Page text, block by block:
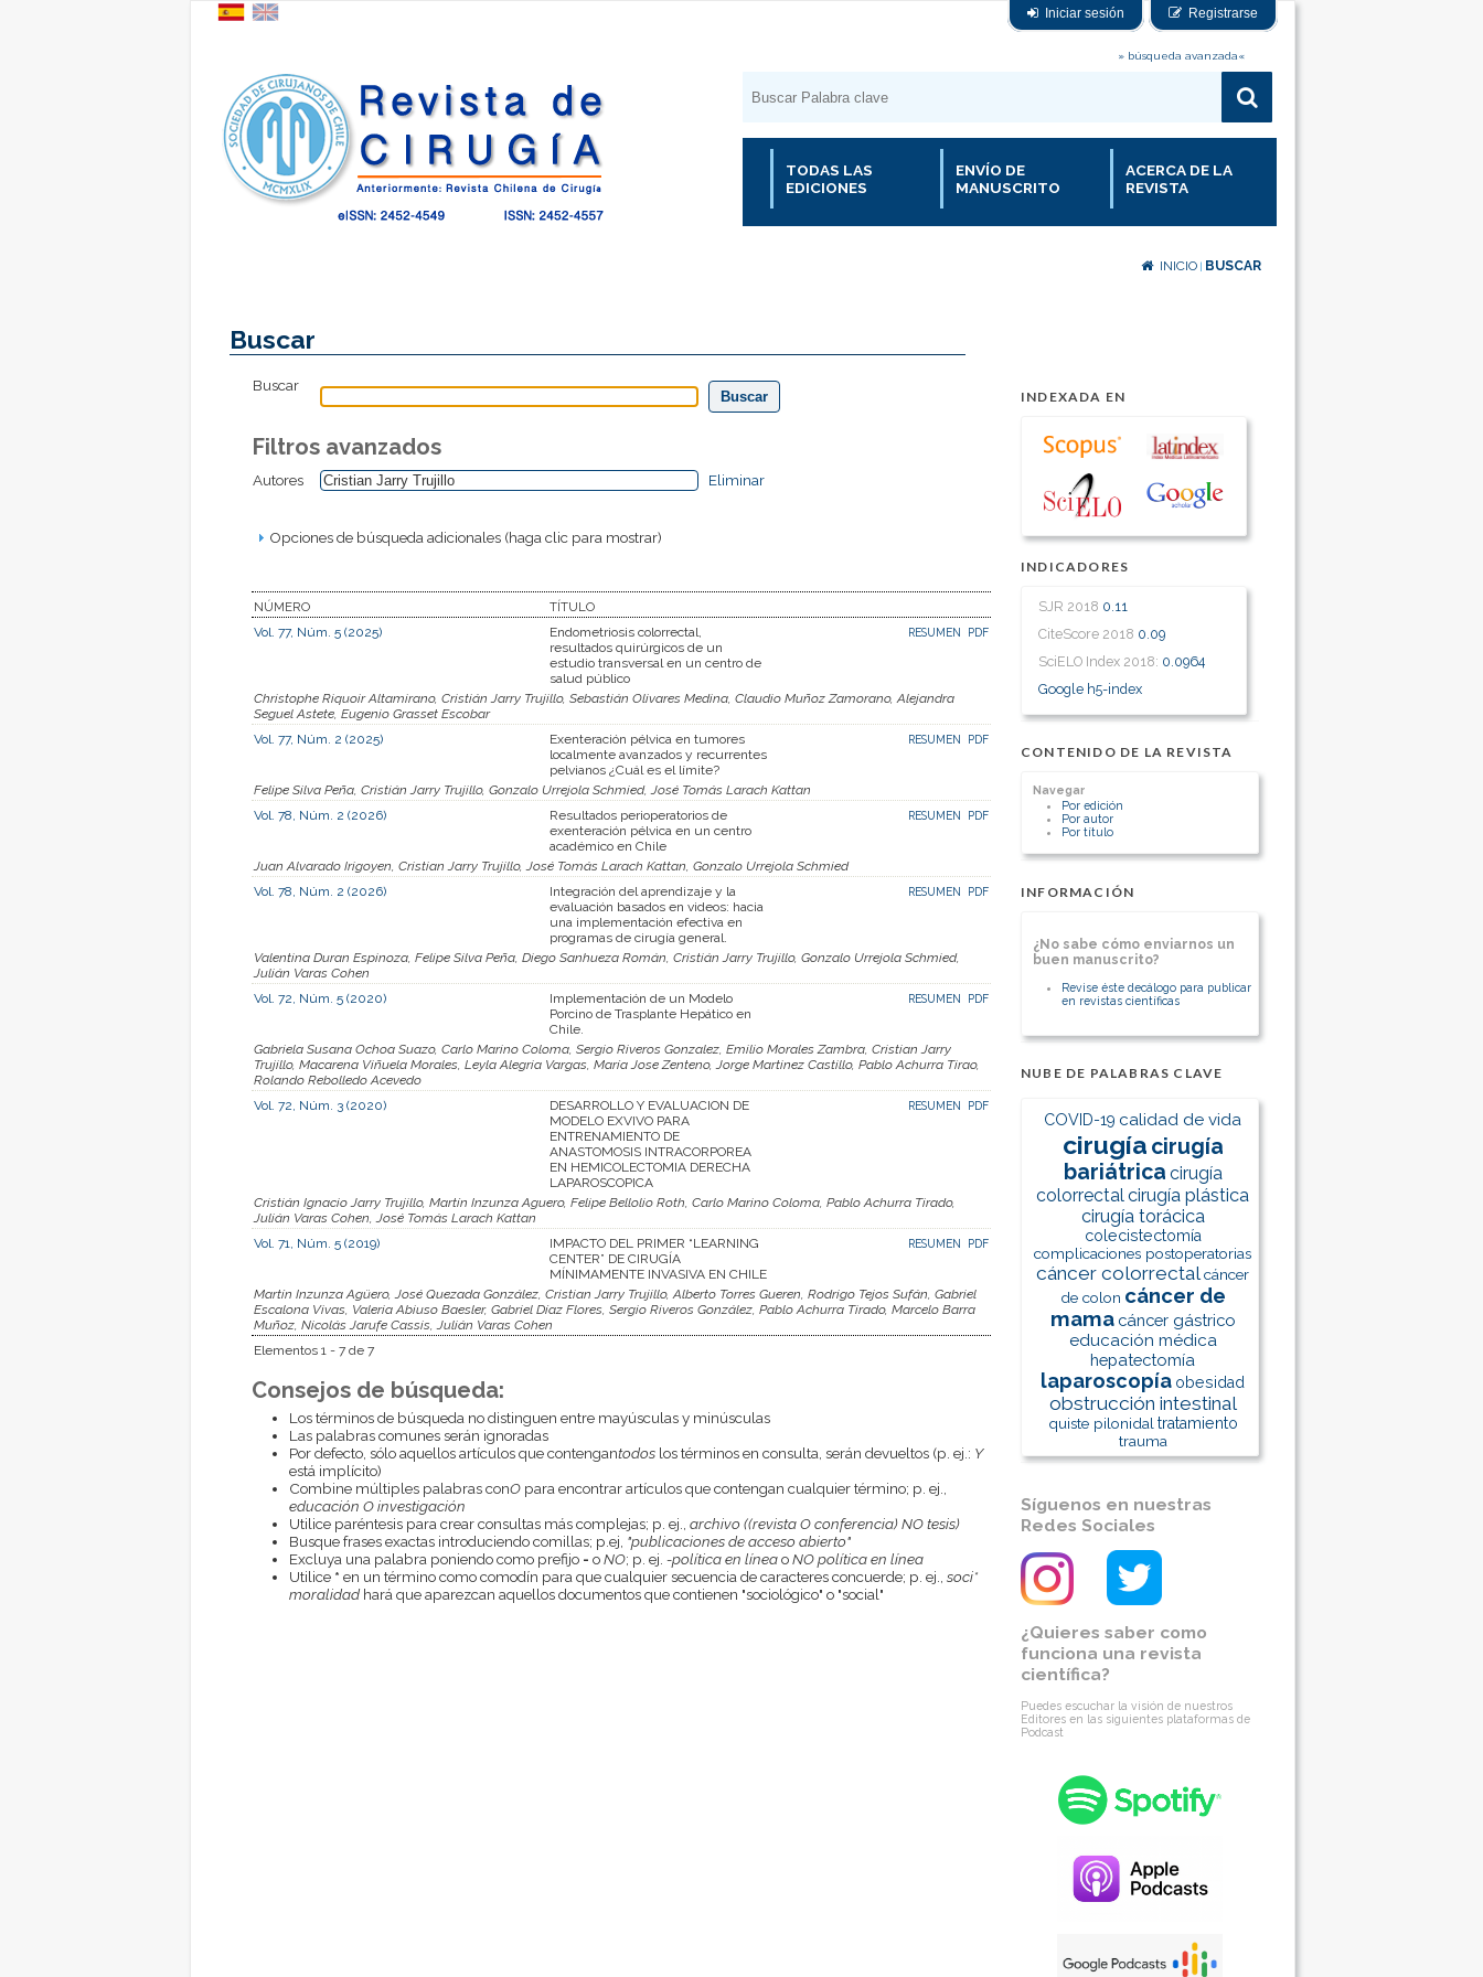
Iniciar sesión Registrarse
» búsqueda avanzada«
TODAS LAS
EDICIONES
ENVÍO DE
MANUSCRITO
ACERCA DE LA
REVISTA
INICIO BUSCAR
INDEXADA EN
INDICADORES
SJR 2018 0.11
CiteScore 2018 0.09
SciELO Index 2018: 0.0964
Google h5-index
CONTENIDO DE LA REVISTA
Navegar
Por edición
Por autor
Por título
INFORMACIÓN
¿No sabe cómo enviarnos un
buen manuscrito?
Revise éste decálogo para publicar
en revistas científicas
NUBE DE PALABRAS CLAVE
COVID-19 calidad de vida
cirugía cirugía
bariátrica cirugía
colorrectalcirugía plástica
cirugía torácica
colecistectomía
complicaciones postoperatorias
cáncer colorrectalcáncer
de colon cáncer de
mama cáncer gástrico
educación médica
hepatectomía
laparoscopía obesidad
obstrucción intestinal
quiste pilonidal tratamiento
trauma
Síguenos en nuestras
Redes Sociales
¿Quieres saber como
funciona una revista
científica?
Puedes escuchar la visión de nuestros
Editores en las siguientes plataformas de
Podcast
Buscar
Buscar
Filtros avanzados
Autores Eliminar
Opciones de búsqueda adicionales (haga clic para mostrar)
NÚMERO
TÍTULO
Vol. 77, Núm. 5 (2025)
Endometriosis colorrectal,
resultados quirúrgicos de un
estudio transversal en un centro de
salud público
RESUMEN PDF
Christophe Riquoir Altamirano, Cristián Jarry Trujillo, Sebastián Olivares Medina, Claudio Muñoz Zamorano, Alejandra
Seguel Astete, Eugenio Grasset Escobar
Vol. 77, Núm. 2 (2025)
Exenteración pélvica en tumores
localmente avanzados y recurrentes
pelvianos ¿Cuál es el límite?
RESUMEN PDF
Felipe Silva Peña, Cristián Jarry Trujillo, Gonzalo Urrejola Schmied, José Tomás Larach Kattan
Vol. 78, Núm. 2 (2026)
Resultados perioperatorios de
exenteración pélvica en un centro
académico en Chile
RESUMEN PDF
Juan Alvarado Irigoyen, Cristian Jarry Trujillo, José Tomás Larach Kattan, Gonzalo Urrejola Schmied
Vol. 78, Núm. 2 (2026)
Integración del aprendizaje y la
evaluación basados en videos: hacia
una implementación efectiva en
programas de cirugía general.
RESUMEN PDF
Valentina Duran Espinoza, Felipe Silva Peña, Diego Sanhueza Román, Cristián Jarry Trujillo, Gonzalo Urrejola Schmied,
Julián Varas Cohen
Vol. 72, Núm. 5 (2020)
Implementación de un Modelo
Porcino de Trasplante Hepático en
Chile.
RESUMEN PDF
Gabriela Susana Ochoa Suazo, Carlo Marino Coloma, Sergio Riveros Gonzalez, Emilio Morales Zambra, Cristian Jarry
Trujillo, Macarena Viñuela Morales, Leyla Alegria Vargas, María Jose Zenteno, Jorge Martinez Castillo, Pablo Achurra Tirao,
Rolando Rebolledo Acevedo
Vol. 72, Núm. 3 (2020)
DESARROLLO Y EVALUACION DE
MODELO EXVIVO PARA
ENTRENAMIENTO DE
ANASTOMOSIS INTRACORPOREA
EN HEMICOLECTOMIA DERECHA
LAPAROSCOPICA
RESUMEN PDF
Cristián Ignacio Jarry Trujillo, Martín Inzunza Aguero, Felipe Bellolio Roth, Carlo Marino Coloma, Pablo Achurra Tirado,
Julián Varas Cohen, José Tomás Larach Kattan
Vol. 71, Núm. 5 (2019)
IMPACTO DEL PRIMER “LEARNING
CENTER” DE CIRUGÍA
MÍNIMAMENTE INVASIVA EN CHILE
RESUMEN PDF
Martín Inzunza Agüero, José Quezada González, Cristian Jarry Trujillo, Alberto Torres Gueren, Rodrigo Tejos Sufán, Gabriel
Escalona Vivas, Valeria Abiuso Baesler, Gabriel Díaz Flores, Sergio Riveros González, Pablo Achurra Tirado, Marcelo Barra
Muñoz, Nicolás Jarufe Cassis, Julián Varas Cohen
Elementos 1 - 7 de 7
Consejos de búsqueda:
Los términos de búsqueda no distinguen entre mayúsculas y minúsculas
Las palabras comunes serán ignoradas
Por defecto, sólo aquellos artículos que contengantodoslos términos en consulta, serán devueltos (p. ej.: Y
está implícito)
Combine múltiples palabras conOpara encontrar artículos que contengan cualquier término; p. ej.,
educación O investigación
Utilice paréntesis para crear consultas más complejas; p. ej., archivo ((revista O conferencia) NO tesis)
Busque frases exactas introduciendo comillas; p.ej, "publicaciones de acceso abierto"
Excluya una palabra poniendo como prefijo - oNO; p. ej. -política en líneaoNO política en línea
Utilice * en un término como comodín para que cualquier secuencia de caracteres concuerde; p. ej., soci*
moralidadhará que aparezcan aquellos documentos que contienen "sociológico" o "social"